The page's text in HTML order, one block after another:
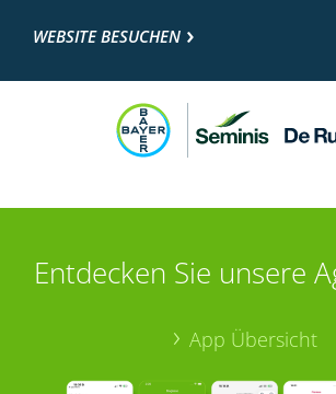
WEBSITE BESUCHEN
Entdecken Sie unsere
App Übersicht